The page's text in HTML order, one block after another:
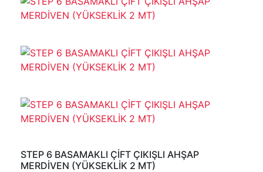
STEP 6 BASAMAKLI ÇİFT ÇIKIŞLI AHŞAP
MERDİVEN (YÜKSEKLİK 2 MT)